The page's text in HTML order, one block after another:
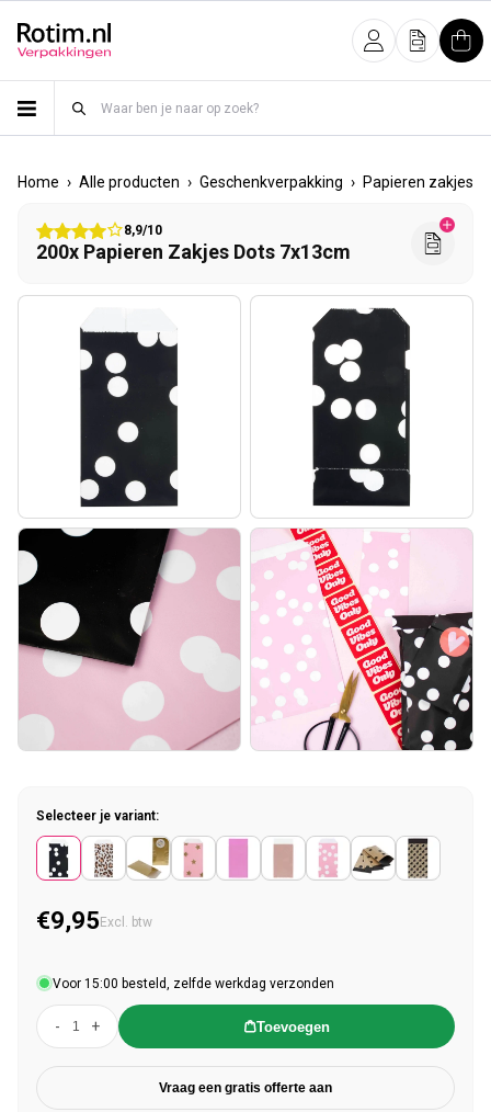
InloggenOfferte
Home › Alle producten › Geschenkverpakking › Papieren zakjes
8,9/10
200x Papieren Zakjes Dots 7x13cm
Selecteer je variant:
Normale prijs
€9,95 Excl. btw
Voor 15:00 besteld, zelfde werkdag verzonden
- + Toevoegen
Vraag een gratis offerte aan